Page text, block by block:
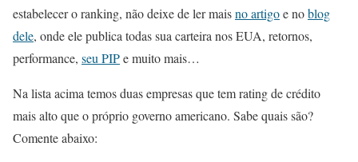
estabelecer o ranking, não deixe de ler maisno artigoe noblog
dele, onde ele publica todas sua carteira nos EUA, retornos,
performance, seu PIPe muito mais…
Na lista acima temos duas empresas que tem rating de crédito
mais alto que o próprio governo americano. Sabe quais são?
Comente abaixo: